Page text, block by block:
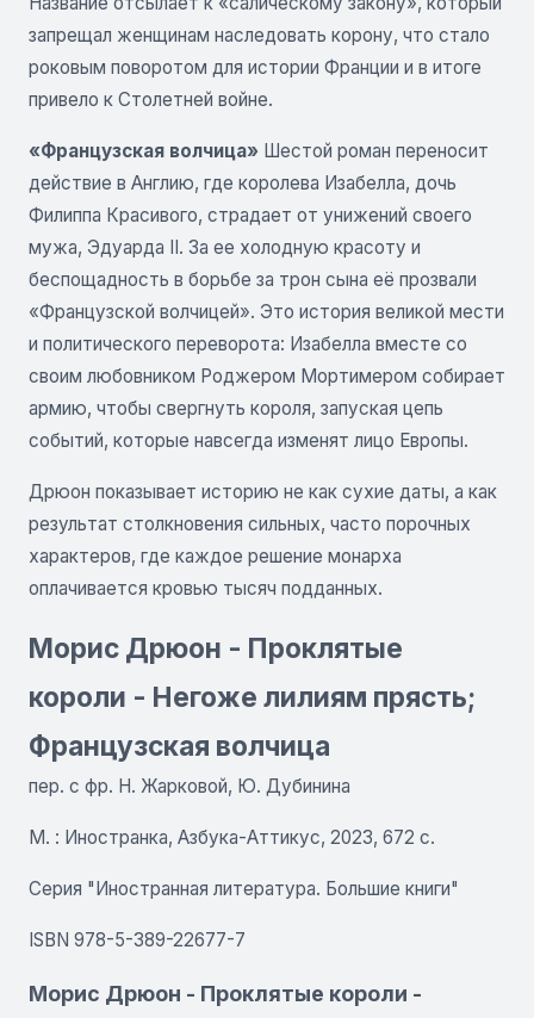
запрещал женщинам наследовать корону, что стало
роковым поворотом для истории Франции и в итоге
привело к Столетней войне.
«Французская волчица» Шестой роман переносит
действие в Англию, где королева Изабелла, дочь
Филиппа Красивого, страдает от унижений своего
мужа, Эдуарда II. За ее холодную красоту и
беспощадность в борьбе за трон сына её прозвали
«Французской волчицей». Это история великой мести
и политического переворота: Изабелла вместе со
своим любовником Роджером Мортимером собирает
армию, чтобы свергнуть короля, запуская цепь
событий, которые навсегда изменят лицо Европы.
Дрюон показывает историю не как сухие даты, а как
результат столкновения сильных, часто порочных
характеров, где каждое решение монарха
оплачивается кровью тысяч подданных.
Морис Дрюон - Проклятые
короли - Негоже лилиям прясть;
Французская волчица
пер. с фр. Н. Жарковой, Ю. Дубинина
М. : Иностранка, Азбука-Аттикус, 2023, 672 с.
Серия "Иностранная литература. Большие книги"
ISBN 978-5-389-22677-7
Морис Дрюон - Проклятые короли -